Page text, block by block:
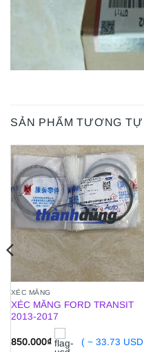
SẢN PHẨM TƯƠNG TỰ
XÉC MĂNG
XÉC MĂNG FORD TRANSIT
2013-2017
850.000₫ ( ~ 33.73 USD